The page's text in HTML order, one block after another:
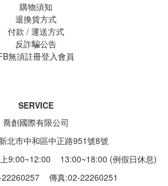
購物須知
退換貨方式
付款 / 運送方式
反詐騙公告
無須註冊登入會員
SERVICE
喬創國際有限公司
北市中和區中正路951號8號
9:00~12:00 13:00~18:00 (例假日休息)
22260257 傳真:02-22260251